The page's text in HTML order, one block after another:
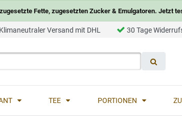
Fette, zugesetzten Zucker & Emulgatoren. Jetzt
Klimaneutraler Versand mit DHL 30 Tage
TEE PORTIONEN